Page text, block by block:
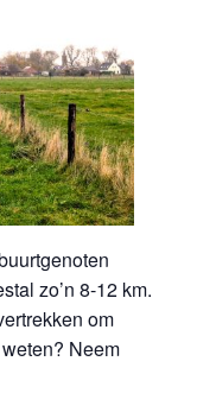
zo’n 8-12 km.
om
Neem